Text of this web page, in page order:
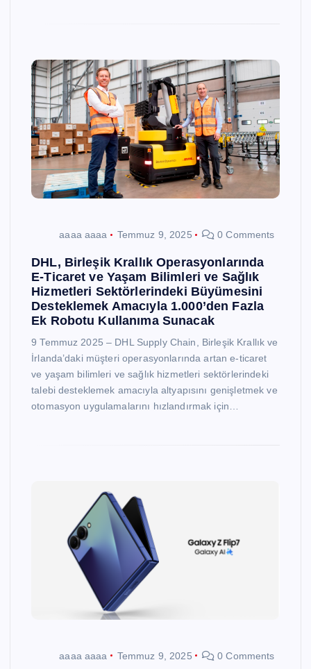
aaaa aaaa Temmuz 9, 2025 0 Comments
DHL, Birleşik Krallık Operasyonlarında
E-Ticaret ve Yaşam Bilimleri ve Sağlık
Hizmetleri Sektörlerindeki Büyümesini
Desteklemek Amacıyla 1.000’den Fazla
Ek Robotu Kullanıma Sunacak
9 Temmuz 2025 – DHL Supply Chain, Birleşik Krallık ve
İrlanda’daki müşteri operasyonlarında artan e-ticaret
ve yaşam bilimleri ve sağlık hizmetleri sektörlerindeki
talebi desteklemek amacıyla altyapısını genişletmek ve
otomasyon uygulamalarını hızlandırmak için…
aaaa aaaa Temmuz 9, 2025 0 Comments